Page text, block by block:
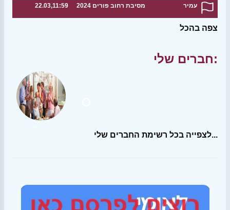
22.03,11:59 מסיבת רחוב פורים 2024 עמיר
צפה בהכל
חברים שלי:
לצפייה בכל רשימת החברים שלי...